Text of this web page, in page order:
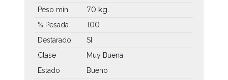
Peso mín. 70 kg.
% Pesada 100
Destarado
SI
Clase
Muy Buena
Estado
Bueno